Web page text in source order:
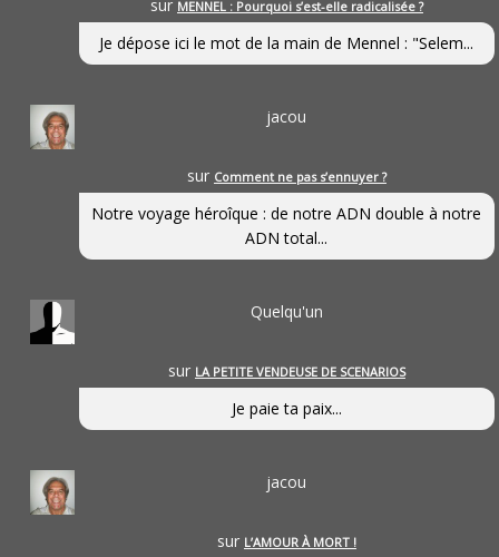
sur MENNEL : Pourquoi s’est-elle radicalisée ?
Je dépose ici le mot de la main de Mennel : "Selem...
jacou
sur Comment ne pas s’ennuyer ?
Notre voyage héroîque : de notre ADN double à notre
ADN total...
Quelqu'un
sur LA PETITE VENDEUSE DE SCENARIOS
Je paie ta paix...
jacou
sur L’AMOUR À MORT !